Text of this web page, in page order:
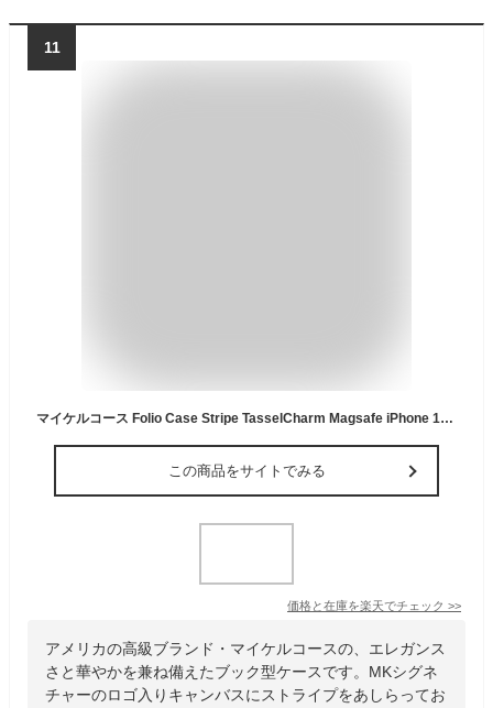
11
マイケルコース Folio Case Stripe TasselCharm Magsafe iPhone 15 Pro MICHAEL KORS Vanilla MKSTTCVNLFLIP2361P MKSTTCVNLFLIP2361P
この商品をサイトでみる
価格と在庫を楽天でチェック >>
アメリカの高級ブランド・マイケルコースの、エレガンス
さと華やかを兼ね備えたブック型ケースです。MKシグネ
チャーのロゴ入りキャンバスにストライプをあしらってお